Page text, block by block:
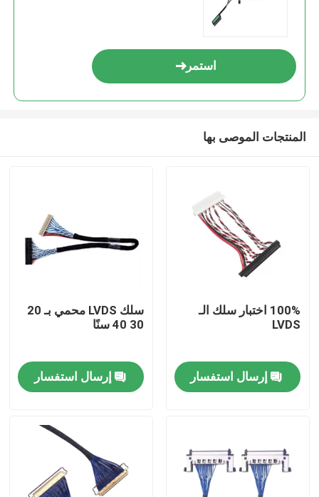
المنتجات
حول بنا
استمر
المنتجات الموصى بها
100% اختبار سلك الـ
LVDS
إرسال استفسار
سلك LVDS محمي بـ 20
30 40 سنًا
إرسال استفسار